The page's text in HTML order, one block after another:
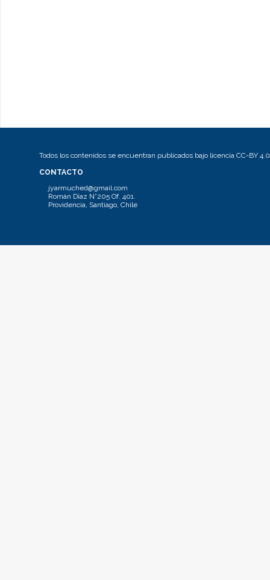
Todos los contenidos se encuentran publicados bajo licencia CC-BY 4.0
CONTACTO
jyarmuched@gmail.com
Román Díaz N°205 Of. 401.
Providencia, Santiago, Chile